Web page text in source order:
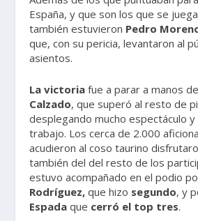
España, y que son los que se
también estuvieron Pedro
que, con su pericia, levantaron al
asientos.
La victoria fue a parar a manos de
Calzado, que superó al resto de
desplegando mucho espectáculo y
trabajo. Los cerca de 2.000
acudieron al coso taurino
también del del resto de los
estuvo acompañado en el podio
Rodríguez, que hizo segundo, y
Espada que cerró el top tres.